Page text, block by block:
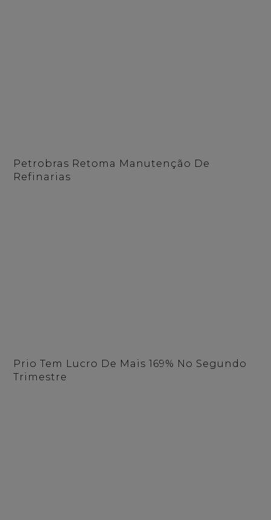
Petrobras Retoma Manutenção De
Refinarias
Prio Tem Lucro De Mais 169% No Segundo
Trimestre